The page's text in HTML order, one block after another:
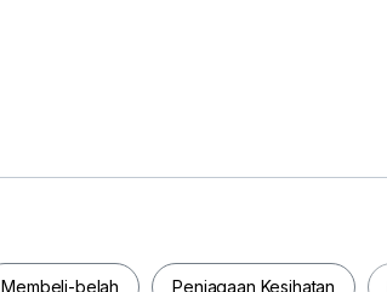
Membeli-belah Penjagaan Kesihatan